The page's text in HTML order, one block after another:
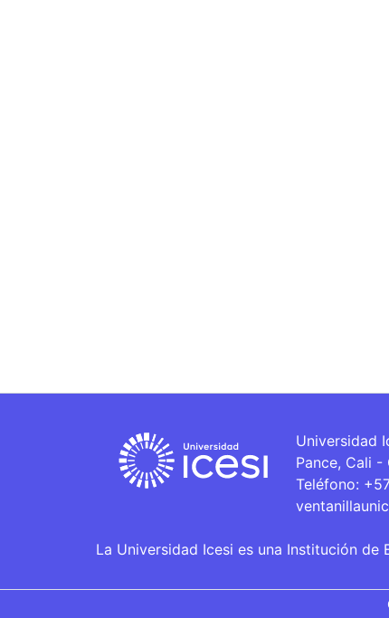
Universidad
Pance, Cali -
Teléfono:
La Universidad Icesi es una Institución